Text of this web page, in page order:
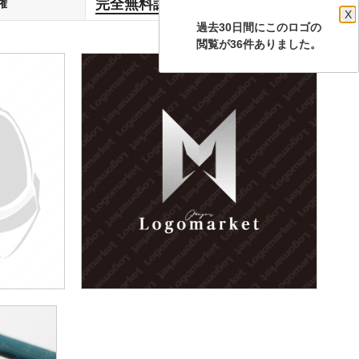
過去30日間にこのロゴの
X
閲覧が36件ありました。